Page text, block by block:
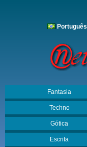
Português
Fantasia
Techno
Gótica
Escrita